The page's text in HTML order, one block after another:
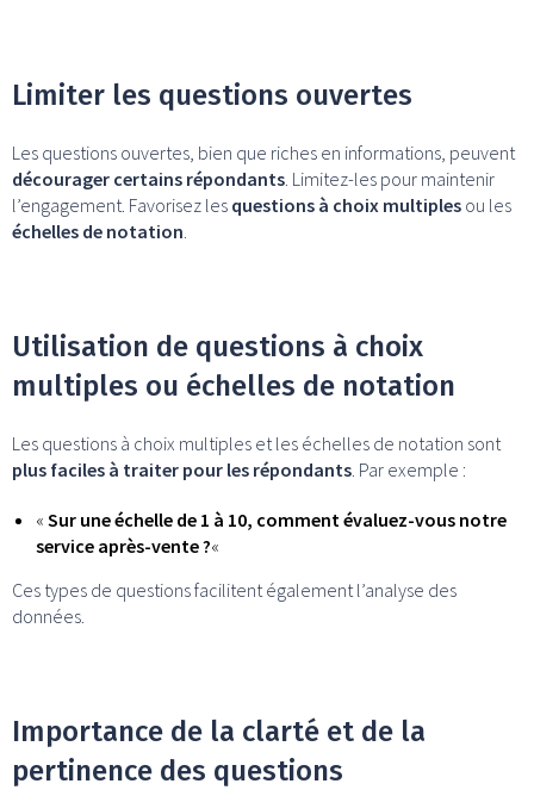
Limiter les questions ouvertes
Les questions ouvertes, bien que riches en informations, peuvent
décourager certains répondants. Limitez-les pour maintenir
l’engagement. Favorisez les questions à choix multiples ou les
échelles de notation.
Utilisation de questions à choix
multiples ou échelles de notation
Les questions à choix multiples et les échelles de notation sont
plus faciles à traiter pour les répondants. Par exemple :
« Sur une échelle de 1 à 10, comment évaluez-vous notre
service après-vente ?«
Ces types de questions facilitent également l’analyse des
données.
Importance de la clarté et de la
pertinence des questions